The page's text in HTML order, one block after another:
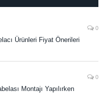
0
Ürünleri Fiyat Önerileri
0
Montajı Yapılırken